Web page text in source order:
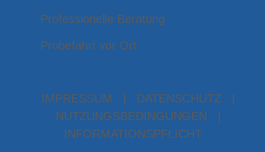
Professionelle Beratung
Probefahrt vor Ort
IMPRESSUM DATENSCHUTZ
NUTZUNGSBEDINGUNGEN
INFORMATIONSPFLICHT